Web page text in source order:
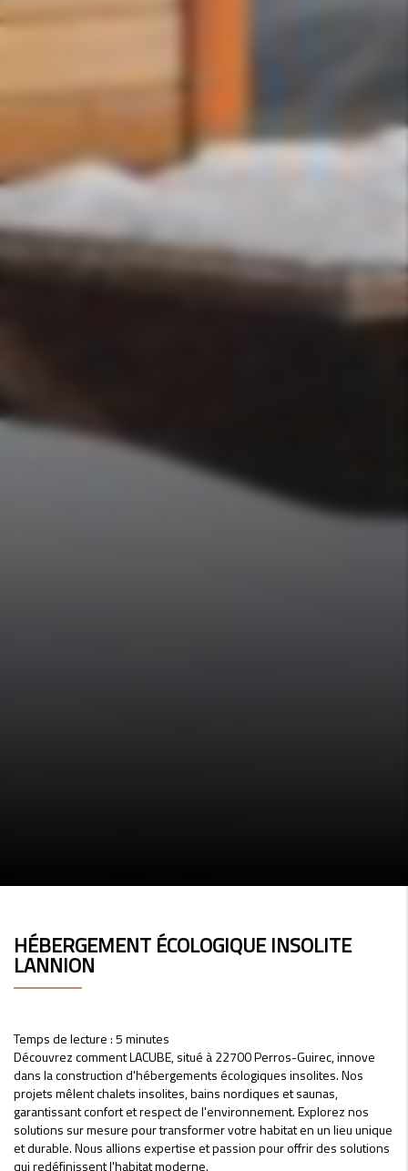
HÉBERGEMENT ÉCOLOGIQUE INSOLITE
LANNION
Temps de lecture : 5 minutes
Découvrez comment LACUBE, situé à 22700 Perros-Guirec, innove
dans la construction d'hébergements écologiques insolites. Nos
projets mêlent chalets insolites, bains nordiques et saunas,
garantissant confort et respect de l'environnement. Explorez nos
solutions sur mesure pour transformer votre habitat en un lieu unique
et durable. Nous allions expertise et passion pour offrir des solutions
qui redéfinissent l'habitat moderne.